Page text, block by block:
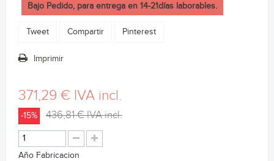
Bajo Pedido, para entrega en 14-21días laborables.
Tweet Compartir Pinterest
Imprimir
371,29 € IVA incl.
-15% 436,81 €IVA incl.
Año Fabricacion